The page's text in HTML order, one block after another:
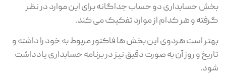
بخش حسابداری دو حساب جداگانه برای این موارد در نظر
گرفته و هر کدام از موارد تفکیک می کند.
بهتر است هردوی این بخش ها فاکتور مربوط به خود را داشته و
تاریخ و روز آن به صورت دقیق نیز در برنامه حسابداری یادداشت
شود.